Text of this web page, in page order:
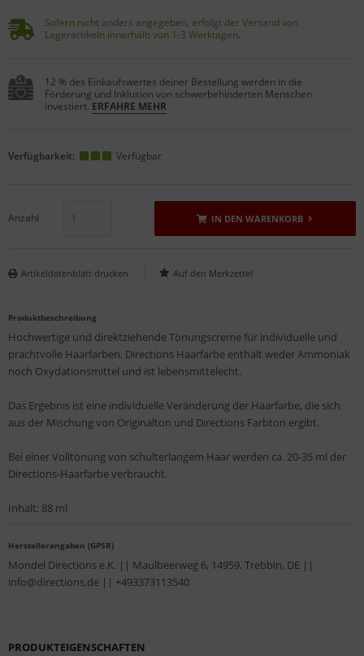
Sofern nicht anders angegeben, erfolgt der Versand von
Lagerartikeln innerhalb von 1-3 Werktagen.
12 % des Einkaufswertes deiner Bestellung werden in die
Förderung und Inklusion von schwerbehinderten Menschen
investiert. ERFAHRE MEHR
Verfügbarkeit: Verfügbar
Anzahl IN DEN WARENKORB
Artikeldatenblatt drucken
Produktbeschreibung
Hochwertige und direktziehende Tönungscreme für individuelle und
prachtvolle Haarfarben. Directions Haarfarbe enthält weder Ammoniak
noch Oxydationsmittel und ist lebensmittelecht.
Das Ergebnis ist eine individuelle Veränderung der Haarfarbe, die sich
aus der Mischung von Originalton und Directions Farbton ergibt.
Bei einer Volltönung von schulterlangem Haar werden ca. 20-35 ml der
Directions-Haarfarbe verbraucht.
Inhalt: 88 ml
Herstellerangaben (GPSR)
Mondel Directions e.K. || Maulbeerweg 6, 14959, Trebbin, DE ||
info@directions.de || +493373113540
PRODUKTEIGENSCHAFTEN